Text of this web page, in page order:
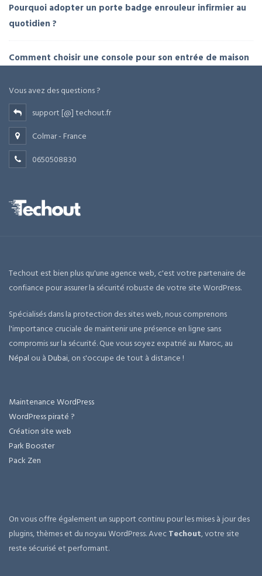
Pourquoi adopter un porte badge enrouleur infirmier au
quotidien ?
Comment choisir une console pour son entrée de maison
Vous avez des questions ?
support [@] techout.fr
Colmar - France
0650508830
Techout est bien plus qu'une agence web, c'est votre partenaire de
confiance pour assurer la sécurité robuste de votre site WordPress.
Spécialisés dans la protection des sites web, nous comprenons
l'importance cruciale de maintenir une présence en ligne sans
compromis sur la sécurité. Que vous soyez expatrié au Maroc, au
Népal ou àDubai, on s'occupe de tout à distance !
Maintenance WordPress
WordPress piraté ?
Création site web
Park Booster
Pack Zen
On vous offre également un support continu pour les mises à jour des
plugins, thèmes et du noyau WordPress. AvecTechout, votre site
reste sécurisé et performant.